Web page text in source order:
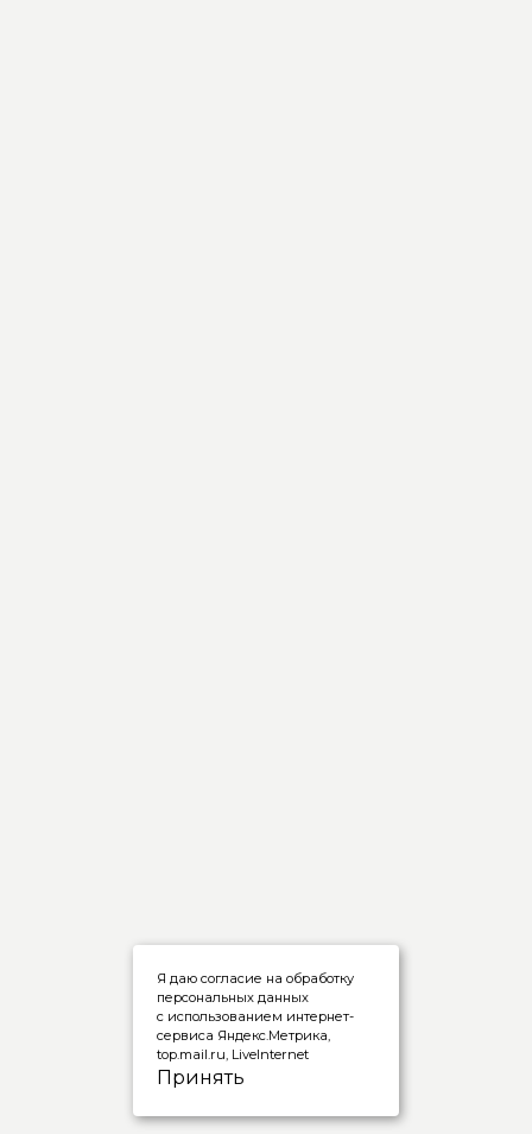
Я даю согласие на обработку
персональных данных
с использованием интернет-
сервиса Яндекс.Метрика,
top.mail.ru, LiveInternet
Принять